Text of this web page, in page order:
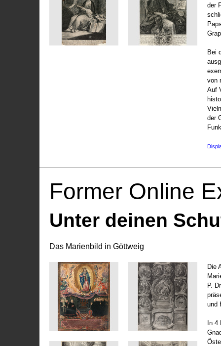
der
Bei
von
Auf
der
Former Online
Unter deinen
Das Marienbild in Göttweig
Die
P.
und
In 4